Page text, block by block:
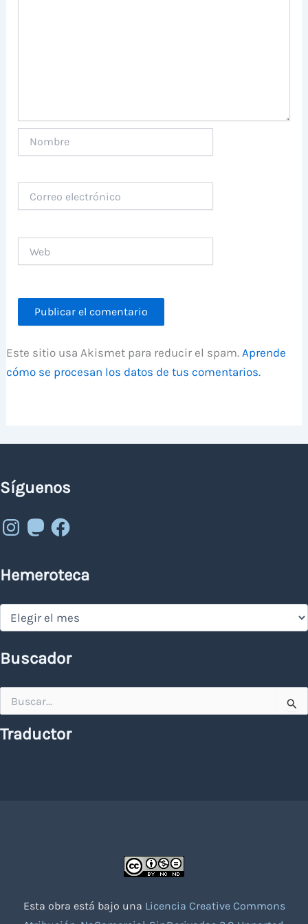
electrónico
Este sitio usa Akismet para reducir el spam.Aprende
cómo se procesan los datos de tus comentarios.
Síguenos
Instagram
MastodonFacebook
Hemeroteca
Hemeroteca
Buscador
por:
Traductor
Esta obra está bajo una Licencia Creative Commons